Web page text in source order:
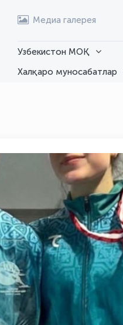
Медиа галерея
Узбекистон МОҚ
Халқаро муносабатлар